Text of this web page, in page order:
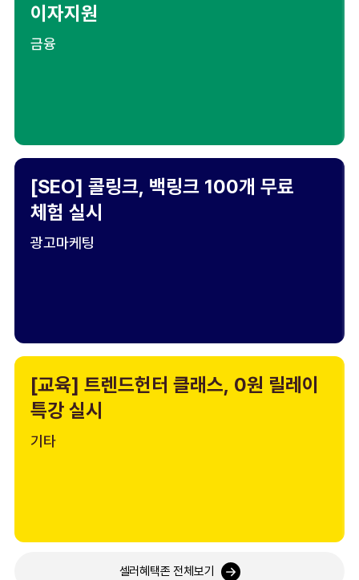
이자지원
금융
[SEO] 콜링크, 백링크 100개 무료
체험 실시
광고마케팅
[교육] 트렌드헌터 클래스, 0원 릴레이
특강 실시
기타
셀러혜택존 전체보기